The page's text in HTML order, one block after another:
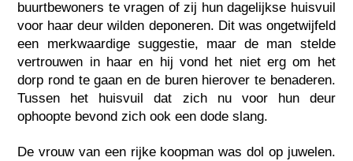
buurtbewoners te vragen of zij hun dagelijkse huisvuil
voor haar deur wilden deponeren. Dit was ongetwijfeld
een merkwaardige suggestie, maar de man stelde
vertrouwen in haar en hij vond het niet erg om het
dorp rond te gaan en de buren hierover te benaderen.
Tussen het huisvuil dat zich nu voor hun deur
ophoopte bevond zich ook een dode slang.
De vrouw van een rijke koopman was dol op juwelen.